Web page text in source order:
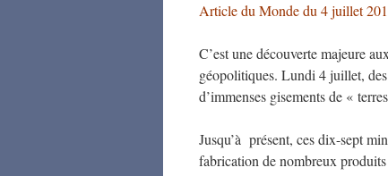
Article du Monde du 4 juillet
C’est une découverte majeure
géopolitiques. Lundi 4 juillet,
d’immenses gisements de «
Jusqu’à présent, ces dix-sept
fabrication de nombreux